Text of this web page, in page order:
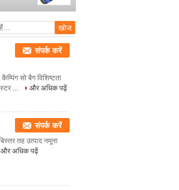
संपर्क करें
सो बैग विशिष्टता
...
और अधिक पढ़ें
संपर्क करें
तह उत्पाद नमूना
और अधिक पढ़ें